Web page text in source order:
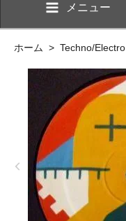
メニュー
ホーム > Techno/Electro